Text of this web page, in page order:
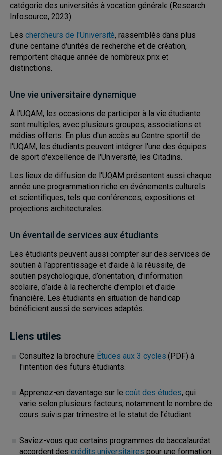
catégorie des universités à vocation générale (Research
Infosource, 2023).
Les chercheurs de l'Université, rassemblés dans plus
d'une centaine d'unités de recherche et de création,
remportent chaque année de nombreux prix et
distinctions.
Une vie universitaire dynamique
À l'UQAM, les occasions de participer à la vie étudiante
sont multiples, avec plusieurs groupes, associations et
médias offerts. En plus d'un accès au Centre sportif de
l'UQAM, les étudiants peuvent intégrer l'une des équipes
de sport d'excellence de l'Université, les Citadins.
Les lieux de diffusion de l'UQAM présentent aussi chaque
année une programmation riche en événements culturels
et scientifiques, tels que conférences, expositions et
projections architecturales.
Un éventail de services aux étudiants
Les étudiants peuvent aussi compter sur des services de
soutien à l’apprentissage et d’aide à la réussite, de
soutien psychologique, d’orientation, d’information
scolaire, d’aide à la recherche d’emploi et d’aide
financière. Les étudiants en situation de handicap
bénéficient aussi de services adaptés.
Liens utiles
Consultez la brochure Études aux 3 cycles (PDF) à
l'intention des futurs étudiants.
Apprenez-en davantage sur le coût des études, qui
varie selon plusieurs facteurs, notamment le nombre de
cours suivis par trimestre et le statut de l’étudiant.
Saviez-vous que certains programmes de baccalauréat
accordent des crédits universitaires pour une formation